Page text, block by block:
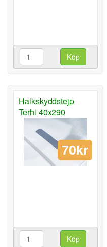
Köp
Halkskyddstejp
Terhi 40x290
70kr
Köp